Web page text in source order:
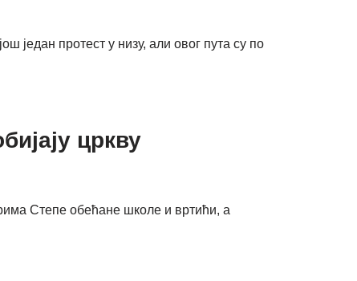
један протест у низу, али овог пута су по
цркву
Степе обећане школе и вртићи, а